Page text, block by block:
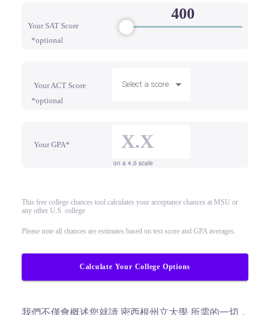
Your SAT Score
*optional
Your ACT Score
*optional
Select a score
Your GPA*
on a 4.0 scale
This free college chances tool calculates your acceptance chances at MSU or
any other U.S. college
Please note all chances are estimates based on test score and GPA averages.
Calculate Your College Options
我們不僅會概述您就讀 密西根州立大學 所需的一切，